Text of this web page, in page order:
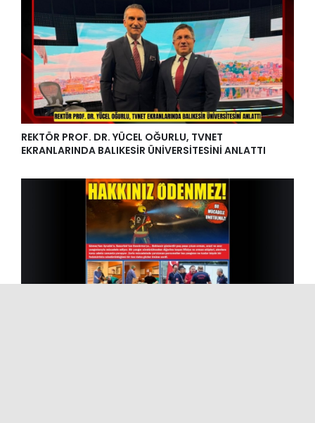
REKTÖR PROF. DR. YÜCEL OĞURLU, TVNET
EKRANLARINDA BALIKESİR ÜNİVERSİTESİNİ ANLATTI